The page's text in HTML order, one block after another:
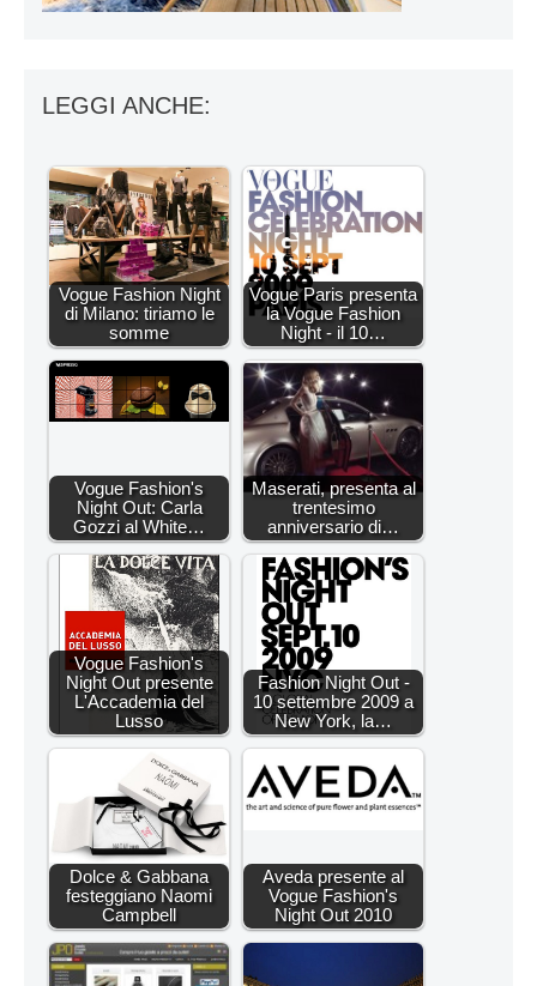
LEGGI ANCHE:
Vogue Fashion Night
di Milano: tiriamo le
somme
Vogue Paris presenta
la Vogue Fashion
Night - il 10…
Vogue Fashion's
Night Out: Carla
Gozzi al White…
Maserati, presenta al
trentesimo
anniversario di…
Vogue Fashion's
Night Out presente
L'Accademia del
Lusso
Fashion Night Out -
10 settembre 2009 a
New York, la…
Dolce & Gabbana
festeggiano Naomi
Campbell
Aveda presente al
Vogue Fashion's
Night Out 2010